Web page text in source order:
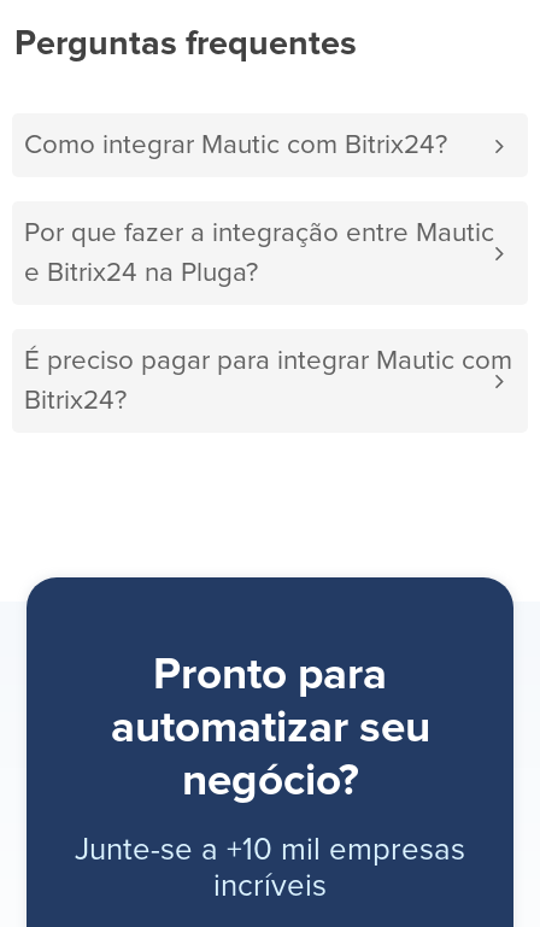
Perguntas frequentes
Como integrar Mautic com Bitrix24?
Por que fazer a integração entre Mautic
e Bitrix24 na Pluga?
É preciso pagar para integrar Mautic com
Bitrix24?
Pronto para
automatizar seu
negócio?
Junte-se a +10 mil empresas
incríveis